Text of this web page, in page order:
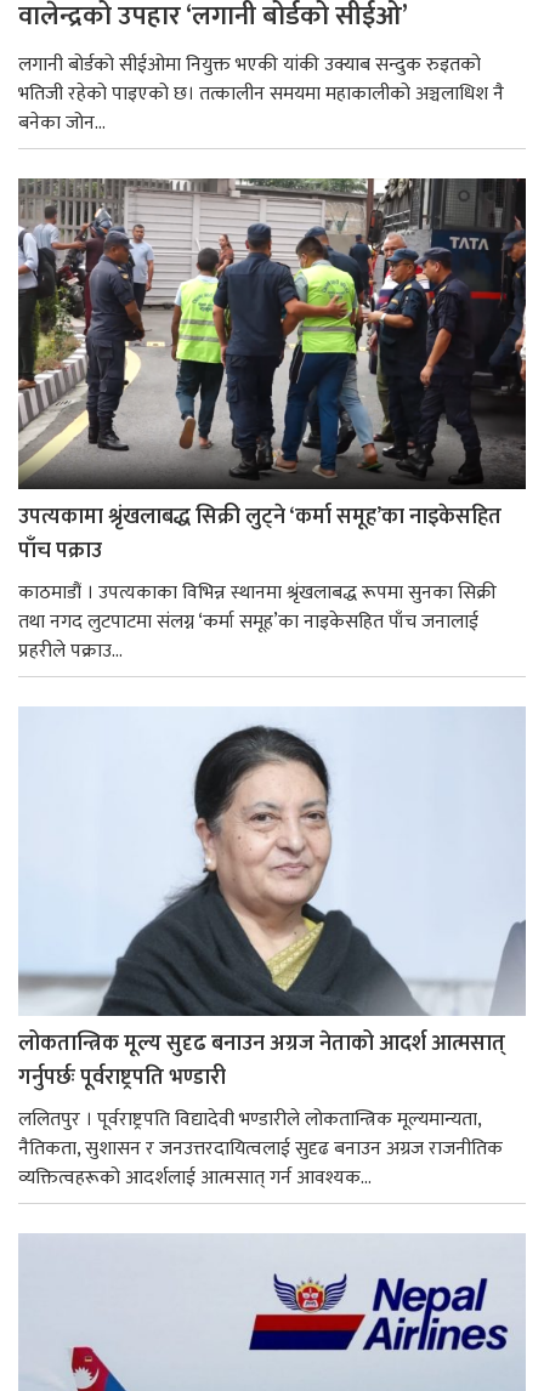
वालेन्द्रको उपहार ‘लगानी बोर्डको सीईओ’
लगानी बोर्डको सीईओमा नियुक्त भएकी यांकी उक्याब सन्दुक रुइतको
भतिजी रहेको पाइएको छ। तत्कालीन समयमा महाकालीको अञ्चलाधिश नै
बनेका जोन...
उपत्यकामा श्रृंखलाबद्ध सिक्री लुट्ने ‘कर्मा समूह’का नाइकेसहित
पाँच पक्राउ
काठमाडौं । उपत्यकाका विभिन्न स्थानमा श्रृंखलाबद्ध रूपमा सुनका सिक्री
तथा नगद लुटपाटमा संलग्न ‘कर्मा समूह’का नाइकेसहित पाँच जनालाई
प्रहरीले पक्राउ...
लोकतान्त्रिक मूल्य सुदृढ बनाउन अग्रज नेताको आदर्श आत्मसात्
गर्नुपर्छः पूर्वराष्ट्रपति भण्डारी
ललितपुर । पूर्वराष्ट्रपति विद्यादेवी भण्डारीले लोकतान्त्रिक मूल्यमान्यता,
नैतिकता, सुशासन र जनउत्तरदायित्वलाई सुदृढ बनाउन अग्रज राजनीतिक
व्यक्तित्वहरूको आदर्शलाई आत्मसात् गर्न आवश्यक...